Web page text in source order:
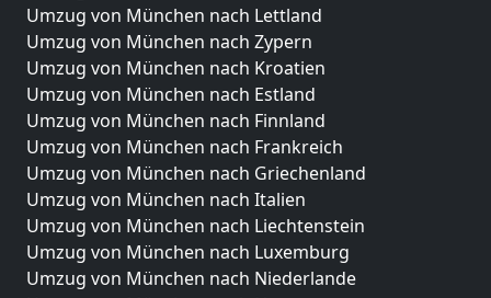
Umzug von München nach Lettland
Umzug von München nach Zypern
Umzug von München nach Kroatien
Umzug von München nach Estland
Umzug von München nach Finnland
Umzug von München nach Frankreich
Umzug von München nach Griechenland
Umzug von München nach Italien
Umzug von München nach Liechtenstein
Umzug von München nach Luxemburg
Umzug von München nach Niederlande